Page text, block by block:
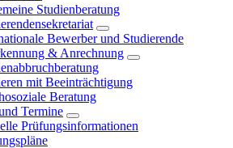
Studienberatung
Bewerber und Studierende
& Anrechnung
mit Beeinträchtigung
Beratung
Termine
Prüfungsinformationen